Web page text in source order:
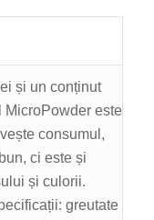
și un conținut
MicroPowder este
consumul,
ci este și
și culorii.
greutate